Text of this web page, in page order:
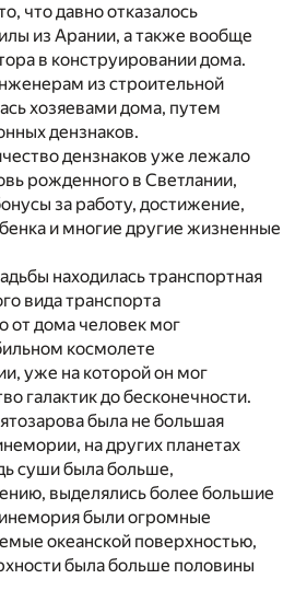
что давно отказалось
из Арании, а также вообще
в конструировании дома.
из строительной
хозяевами дома, путем
дензнаков.
дензнаков уже лежало
рожденного в Светлании,
за работу, достижение,
и многие другие жизненные
находилась транспортная
вида транспорта
от дома человек мог
космолете
уже на которой он мог
галактик до бесконечности.
была не большая
на других планетах
суши была больше,
выделялись более большие
были огромные
океанской поверхностью,
была больше половины